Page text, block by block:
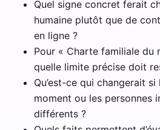
Quel signe concret ferait
humaine plutôt que de
en ligne ?
Pour « Charte familiale du
quelle limite précise doit
Qu’est-ce qui changerait
moment ou les personnes
différents ?